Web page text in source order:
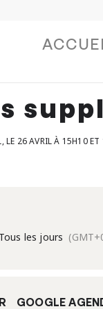
LE 26 AVRIL À 15H10
Tous les jours
GOOGLE